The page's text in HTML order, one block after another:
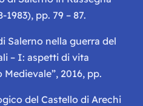
pp. 79 – 87.
Salerno nella guerra del
– I: aspetti di vita
Medievale”, 2016, pp.
del Castello di Arechi